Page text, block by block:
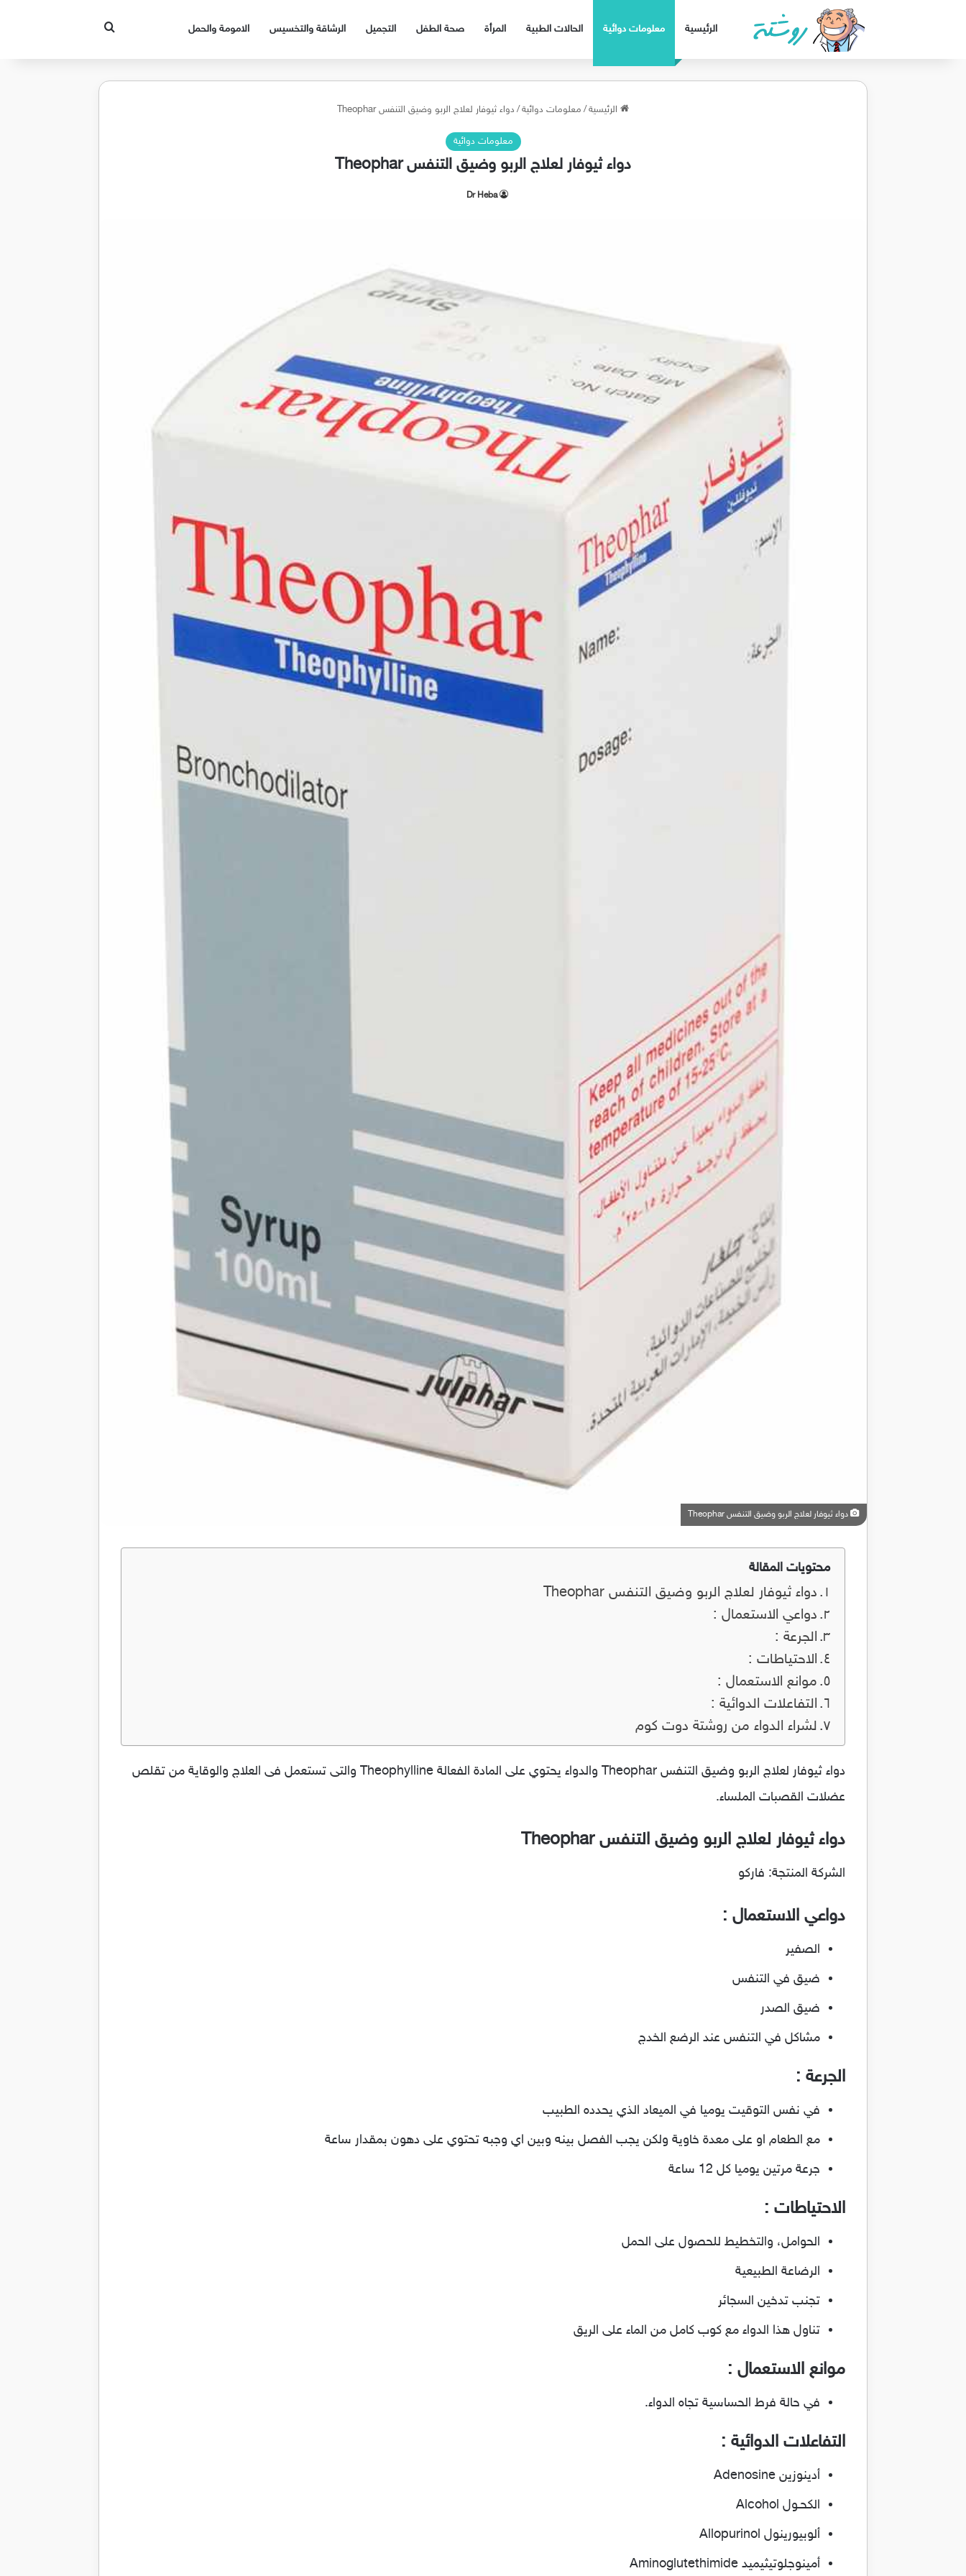
الرئيسية معلومات دوائية الحالات الطبية المرأة صحة الطفل التجميل الرشاقة والتخسيس الامومة والحمل بحث عن
الرئيسية/ معلومات دوائية/ دواء ثيوفار لعلاج الربو وضيق التنفس Theophar
معلومات دوائية
دواء ثيوفار لعلاج الربو وضيق التنفس Theophar
Dr Heba
دواء ثيوفار لعلاج الربو وضيق التنفس Theophar
محتويات المقالة
دواء ثيوفار لعلاج الربو وضيق التنفس Theophar
دواعي الاستعمال :
الجرعة :
الاحتياطات :
موانع الاستعمال :
التفاعلات الدوائية :
لشراء الدواء من روشتة دوت كوم
دواء ثيوفار لعلاج الربو وضيق التنفس Theophar والدواء يحتوي على المادة الفعالة Theophylline والتى تستعمل فى العلاج والوقاية من تقلص
عضلات القصبات الملساء.
دواء ثيوفار لعلاج الربو وضيق التنفس Theophar
الشركة المنتجة: فاركو
دواعي الاستعمال :
الصفير
ضيق في التنفس
ضيق الصدر
مشاكل في التنفس عند الرضع الخدج
الجرعة :
في نفس التوقيت يوميا في الميعاد الذي يحدده الطبيب
مع الطعام او على معدة خاوية ولكن يجب الفصل بينه وبين اي وجبه تحتوي على دهون بمقدار ساعة
جرعة مرتين يوميا كل 12 ساعة
الاحتياطات :
الحوامل، والتخطيط للحصول على الحمل
الرضاعة الطبيعية
تجنب تدخين السجائر
تناول هذا الدواء مع كوب كامل من الماء على الريق
موانع الاستعمال :
في حالة فرط الحساسية تجاه الدواء.
التفاعلات الدوائية :
أدينوزين Adenosine
الكحـول Alcohol
ألوبيورينول Allopurinol
أمينوجلوتيثيميد Aminoglutethimide